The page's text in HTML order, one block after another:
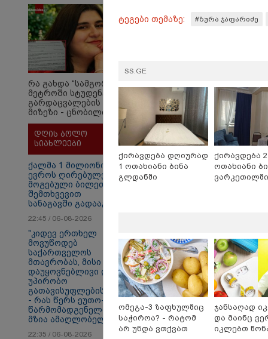
-
თბილისი - ანტალია
816.50 ლარიდან
სამართალი
რამდენ წლიანი
პატიმრობა
ემუქრებათ
არასრულწლოვნებს?
რა გახდა “სამგორის”
მეტროში სტუდენტის
გარდაცვალების
მიზეზი - ცნობილია
ექსპერტიზის პასუხი
დღის ბოლო
სიახლეები
ქალმა 1 მილიონი
ევროს ღირებულების
მოგებული ბილეთი
შემთხვევით
სანაგავში გადააგდო
22:45 / 06-08-2026
"კიდევ ერთხელ
მოვუწოდებ
საქართველოს
მთავრობას, მისი
დაუყოვნებლივი და
უპირობო
გათავისუფლებისკენ"
- რას წერს ეუთო-ს
წარმომადგენელი
მზია ამაღლობელზე?
22:35 / 06-08-2026
ტეგები თემაზე: #ზურა ჯაფარიძე
SS.GE
ქირავდება დღიურად
1 ოთახიანი ბინა
გლდანში
ქირავდება 2
ოთახიანი
ვარკეთილში
ომეგა-3 ზაფხულშიც
საჭიროა? - რატომ
არ უნდა ვთქვათ
ჯანსაღად
და მაინც
იკლებთ